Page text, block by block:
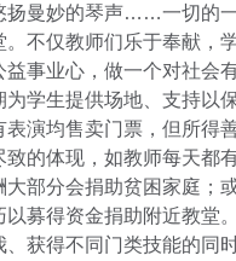
扬曼妙的琴声……一切的
。不仅教师们乐于奉献，
益事业心，做一个对社会
为学生提供场地、支持以
表演均售卖门票，但所得
致的体现，如教师每天都
大部分会捐助贫困家庭；
以募得资金捐助附近教堂
、获得不同门类技能的同